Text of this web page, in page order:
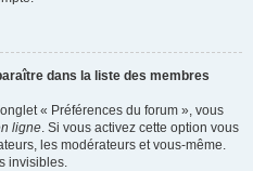
dans la liste des membres
« Préférences du forum », vous
ligne. Si vous activez cette option vous
les modérateurs et vous-même.
invisibles.